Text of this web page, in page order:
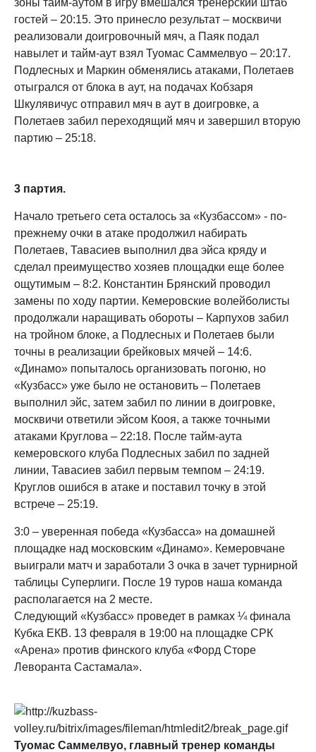
зоны тайм-аутом в игру вмешался тренерский штаб
гостей – 20:15. Это принесло результат – москвичи
реализовали доигровочный мяч, а Паяк подал
навылет и тайм-аут взял Туомас Саммелвуо – 20:17.
Подлесных и Маркин обменялись атаками, Полетаев
отыгрался от блока в аут, на подачах Кобзаря
Шкулявичус отправил мяч в аут в доигровке, а
Полетаев забил переходящий мяч и завершил вторую
партию – 25:18.
3 партия.
Начало третьего сета осталось за «Кузбассом» - по-
прежнему очки в атаке продолжил набирать
Полетаев, Тавасиев выполнил два эйса кряду и
сделал преимущество хозяев площадки еще более
ощутимым – 8:2. Константин Брянский проводил
замены по ходу партии. Кемеровские волейболисты
продолжали наращивать обороты – Карпухов забил
на тройном блоке, а Подлесных и Полетаев были
точны в реализации брейковых мячей – 14:6.
«Динамо» попыталось организовать погоню, но
«Кузбасс» уже было не остановить – Полетаев
выполнил эйс, затем забил по линии в доигровке,
москвичи ответили эйсом Кооя, а также точными
атаками Круглова – 22:18. После тайм-аута
кемеровского клуба Подлесных забил по задней
линии, Тавасиев забил первым темпом – 24:19.
Круглов ошибся в атаке и поставил точку в этой
встрече – 25:19.
3:0 – уверенная победа «Кузбасса» на домашней
площадке над московским «Динамо». Кемеровчане
выиграли матч и заработали 3 очка в зачет турнирной
таблицы Суперлиги. После 19 туров наша команда
располагается на 2 месте.
Следующий «Кузбасс» проведет в рамках ¼ финала
Кубка ЕКВ. 13 февраля в 19:00 на площадке СРК
«Арена» против финского клуба «Форд Сторе
Леворанта Састамала».
Туомас Саммелвуо, главный тренер команды